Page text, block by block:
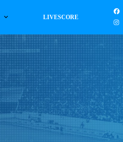
LIVESCORE